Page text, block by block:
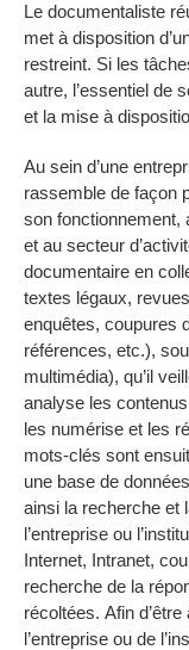
Le documentaliste
met à disposition
restreint. Si les
autre, l’essentiel de
et la mise à
Au sein d’une
rassemble de façon
son fonctionnement,
et au secteur
documentaire en
textes légaux,
enquêtes, coupures
références, etc.),
multimédia), qu’il
analyse les
les numérise et les
mots-clés sont
une base de
ainsi la recherche et
l’entreprise ou
Internet, Intranet,
recherche de la
récoltées. Afin
l’entreprise ou de